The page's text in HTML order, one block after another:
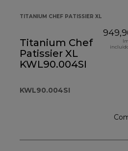
TITANIUM CHEF PATISSIER XL
Titanium Chef
Patissier XL
KWL90.004SI
KWL90.004SI